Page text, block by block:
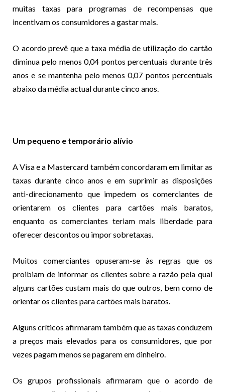
muitas taxas para programas de recompensas que
incentivam os consumidores a gastar mais.
O acordo prevê que a taxa média de utilização do cartão
diminua pelo menos 0,04 pontos percentuais durante três
anos e se mantenha pelo menos 0,07 pontos percentuais
abaixo da média actual durante cinco anos.
Um pequeno e temporário alívio
A Visa e a Mastercard também concordaram em limitar as
taxas durante cinco anos e em suprimir as disposições
anti-direcionamento que impedem os comerciantes de
orientarem os clientes para cartões mais baratos,
enquanto os comerciantes teriam mais liberdade para
oferecer descontos ou impor sobretaxas.
Muitos comerciantes opuseram-se às regras que os
proibiam de informar os clientes sobre a razão pela qual
alguns cartões custam mais do que outros, bem como de
orientar os clientes para cartões mais baratos.
Alguns críticos afirmaram também que as taxas conduzem
a preços mais elevados para os consumidores, que por
vezes pagam menos se pagarem em dinheiro.
Os grupos profissionais afirmaram que o acordo de